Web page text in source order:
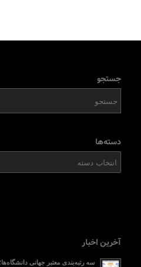
جستجو
دسته‌ها
آخرین اخبار
سه رتبه‌بندی معتبر جهانی